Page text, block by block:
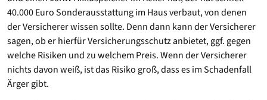
40.000 Euro Sonderausstattung im Haus verbaut, von denen
der Versicherer wissen sollte. Denn dann kann der Versicherer
sagen, ob er hierfür Versicherungsschutz anbietet, ggf. gegen
welche Risiken und zu welchem Preis. Wenn der Versicherer
nichts davon weiß, ist das Risiko groß, dass es im Schadenfall
Ärger gibt.